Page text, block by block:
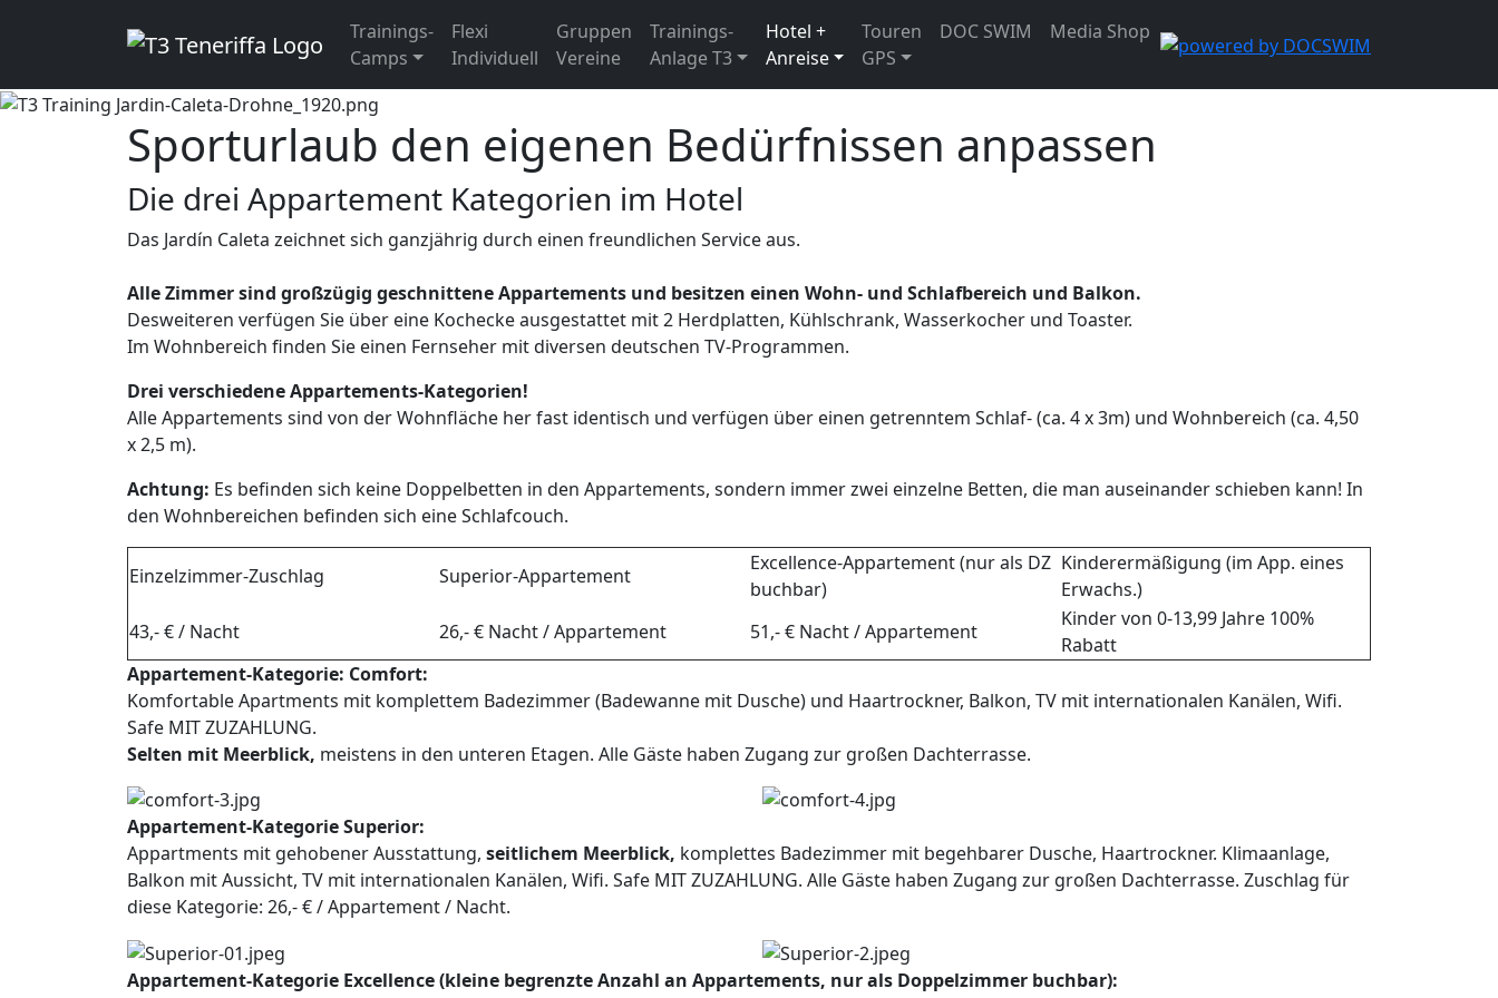
Trainings-
Camps
Flexi
Individuell
Gruppen
Vereine
Trainings-
Anlage T3
Hotel +
Anreise
Touren
GPS
DOC SWIM Media Shop
Sporturlaub den eigenen Bedürfnissen anpassen
Die drei Appartement Kategorien im Hotel
Das Jardín Caleta zeichnet sich ganzjährig durch einen freundlichen Service aus.
Alle Zimmer sind großzügig geschnittene Appartements und besitzen einen Wohn- und Schlafbereich und Balkon.
Desweiteren verfügen Sie über eine Kochecke ausgestattet mit 2 Herdplatten, Kühlschrank, Wasserkocher und Toaster.
Im Wohnbereich finden Sie einen Fernseher mit diversen deutschen TV-Programmen.
Drei verschiedene Appartements-Kategorien!
Alle Appartements sind von der Wohnfläche her fast identisch und verfügen über einen getrenntem Schlaf- (ca. 4 x 3m) und Wohnbereich (ca. 4,50
x 2,5 m).
Achtung: Es befinden sich keine Doppelbetten in den Appartements, sondern immer zwei einzelne Betten, die man auseinander schieben kann! In
den Wohnbereichen befinden sich eine Schlafcouch.
Einzelzimmer-Zuschlag Superior-Appartement
Excellence-Appartement (nur als DZ
buchbar)
Kinderermäßigung (im App. eines
Erwachs.)
43,- € / Nacht
26,- € Nacht / Appartement 51,- € Nacht / Appartement
Kinder von 0-13,99 Jahre 100%
Rabatt
Appartement-Kategorie: Comfort:
Komfortable Apartments mit komplettem Badezimmer (Badewanne mit Dusche) und Haartrockner, Balkon, TV mit internationalen Kanälen, Wifi.
Safe MIT ZUZAHLUNG.
Selten mit Meerblick, meistens in den unteren Etagen. Alle Gäste haben Zugang zur großen Dachterrasse.
Appartement-Kategorie Superior:
Appartments mit gehobener Ausstattung, seitlichem Meerblick, komplettes Badezimmer mit begehbarer Dusche, Haartrockner. Klimaanlage,
Balkon mit Aussicht, TV mit internationalen Kanälen, Wifi. Safe MIT ZUZAHLUNG. Alle Gäste haben Zugang zur großen Dachterrasse. Zuschlag für
diese Kategorie: 26,- € / Appartement / Nacht.
Appartement-Kategorie Excellence (kleine begrenzte Anzahl an Appartements, nur als Doppelzimmer buchbar):